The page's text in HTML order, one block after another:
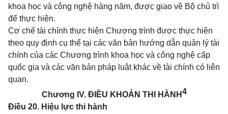
khoa học và công nghệ hàng năm, được giao về Bộ chủ trì
để thực hiện.
Cơ chế tài chính thực hiện Chương trình được thực hiện
theo quy định cụ thể tại các văn bản hướng dẫn quản lý tài
chính của các Chương trình khoa học và công nghệ cấp
quốc gia và các văn bản pháp luật khác về tài chính có liên
quan.
Chương IV. ĐIỀU KHOẢN THI HÀNH4
Điều 20. Hiệu lực thi hành